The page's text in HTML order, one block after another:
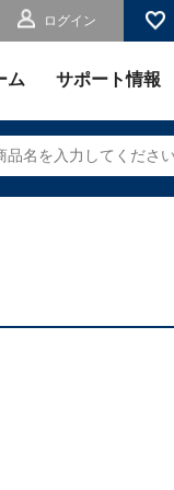
ログイン
ム サポート情報